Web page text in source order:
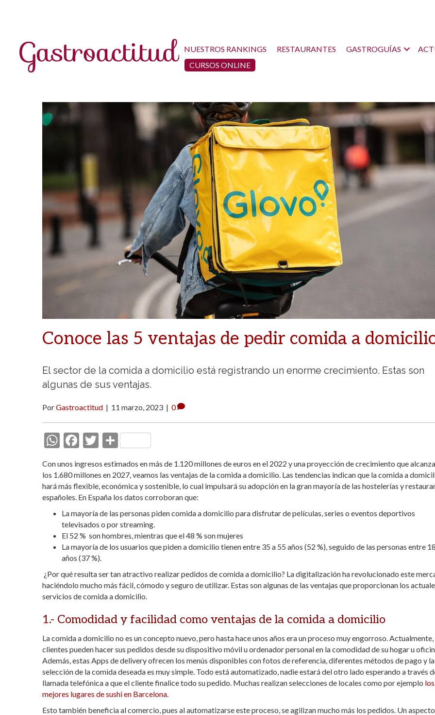
NUESTROS RANKINGS RESTAURANTES GASTROGUÍAS
CURSOS ONLINE
Conoce las 5 ventajas de pedir comida a
El sector de la comida a domicilio está registrando un enorme crecimiento. Estas son
algunas de sus ventajas.
PorGastroactitud | 11 marzo, 2023 | 0
W
at
s
A
p
p
F
e
b
o
o
k
T
itt
er
C
m
p
ar
ti
r
Con unos ingresos estimados en más de 1.120 millones de euros en el 2022 y una proyección de crecimiento que
los 1.680 millones en 2027, veamos las ventajas de la comida a domicilio. Las tendencias indican que la comida a
hará más flexible, económica y sostenible, lo cual impulsará su adopción en la gran mayoría de las hostelerías y
españoles. En España los datos corroboran que:
La mayoría de las personas piden comida a domicilio para disfrutar de películas, series o eventos deportivos
televisados o por streaming.
El 52 % son hombres, mientras que el 48 % son mujeres
La mayoría de los usuarios que piden a domicilio tienen entre 35 a 55 años (52 %), seguido de las personas entre
años (37 %).
¿Por qué resulta ser tan atractivo realizar pedidos de comida a domicilio? La digitalización ha revolucionado este
haciéndolo mucho más fácil, cómodo y seguro de utilizar. Estas son algunas de las ventajas que proporcionan los
servicios de comida a domicilio.
1.- Comodidad y facilidad como ventajas de la comida a domicilio
La comida a domicilio no es un concepto nuevo, pero hasta hace unos años era un proceso muy engorroso.
clientes pueden hacer sus pedidos desde su dispositivo móvil u ordenador personal en la comodidad de su hogar u
Además, estas Apps de delivery ofrecen los menús disponibles con fotos de referencia, diferentes métodos de pago y la
selección de la comida deseada es muy simple. Todo está automatizado, nadie estará del otro lado esperando a través
llamada telefónica a que el cliente finalice todo su pedido. Muchas realizan selecciones de locales como por ejemplo los
mejores lugares de sushi en Barcelona.
Esto también beneficia al comercio, pues al automatizarse este proceso, se agilizan mucho más los pedidos. Un